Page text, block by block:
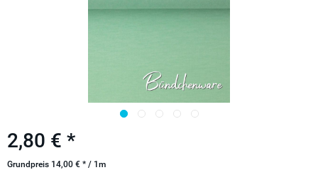
2,80 € *
Grundpreis 14,00 € * / 1m